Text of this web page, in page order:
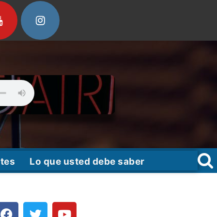
Lo que usted debe saber
F
T
Y